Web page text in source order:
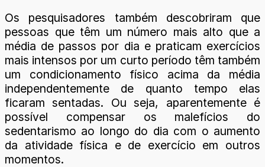
Os pesquisadores também descobriram que
pessoas que têm um número mais alto que a
média de passos por dia e praticam exercícios
mais intensos por um curto período têm também
um condicionamento físico acima da média
independentemente de quanto tempo elas
ficaram sentadas. Ou seja, aparentemente é
possível compensar os malefícios do
sedentarismo ao longo do dia com o aumento
da atividade física e de exercício em outros
momentos.